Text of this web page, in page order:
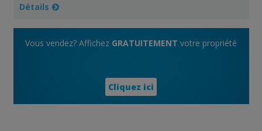
Détails
Vous vendez? Affichez GRATUITEMENT votre propriété
Cliquez ici